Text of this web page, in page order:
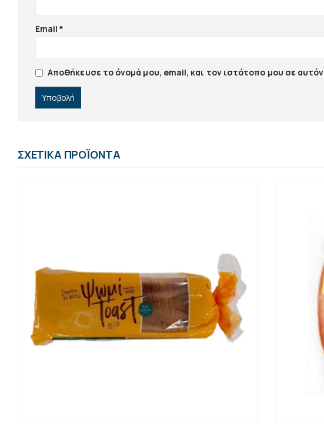
Email*
Αποθήκευσε το όνομά μου, email, και τον ιστότοπο μου σε
ΣΧΕΤΙΚΆ ΠΡΟΪΌΝΤΑ